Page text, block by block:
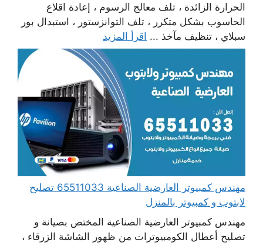
الحرارة الزائدة ، تلف معالج الرسوم ، إعادة اقلاع
الحاسوب بشكل متكرر ، تلف التوانزستور ، استبدال بور
سبلاي ، تنظيف مآخذ ... اقرأ المزيد
مهندس كمبيوتر العارضية الصناعية 65511033 تصليح
لابتوب و كمبيوتر بالمنزل
مهندس كمبيوتر العارضية الصناعية المختص بصيانة و
تصليح أعطال الكومبيوترات من ظهور الشاشة الزرقاء ،